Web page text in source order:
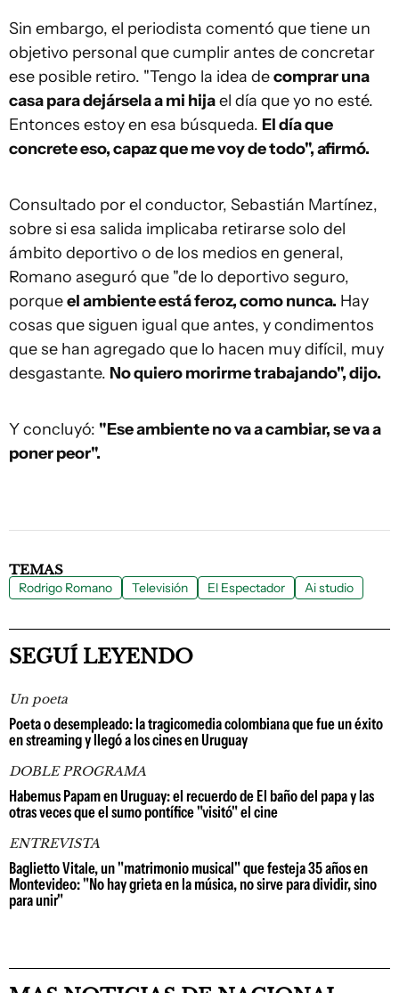
Sin embargo, el periodista comentó que tiene un
objetivo personal que cumplir antes de concretar
ese posible retiro. "Tengo la idea decomprar una
casa para dejársela a mi hijael día que yo no esté.
Entonces estoy en esa búsqueda. El día que
concrete eso, capaz que me voy de todo", afirmó.
Consultado por el conductor, Sebastián Martínez,
sobre si esa salida implicaba retirarse solo del
ámbito deportivo o de los medios en general,
Romano aseguró que "de lo deportivo seguro,
porqueel ambiente está feroz, como nunca. Hay
cosas que siguen igual que antes, y condimentos
que se han agregado que lo hacen muy difícil, muy
desgastante. No quiero morirme trabajando", dijo.
Y concluyó: "Ese ambiente no va a cambiar, se va a
poner peor".
TEMAS
Rodrigo Romano Televisión El Espectador Ai studio
SEGUÍ LEYENDO
Un poeta
Poeta o desempleado: la tragicomedia colombiana que fue un éxito
en streaming y llegó a los cines en Uruguay
DOBLE PROGRAMA
Habemus Papam en Uruguay: el recuerdo de El baño del papa y las
otras veces que el sumo pontífice "visitó" el cine
ENTREVISTA
Baglietto Vitale, un "matrimonio musical" que festeja 35 años en
Montevideo: "No hay grieta en la música, no sirve para dividir, sino
para unir"